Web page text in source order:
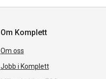
Om Komplett
Om oss
Jobb i Komplett